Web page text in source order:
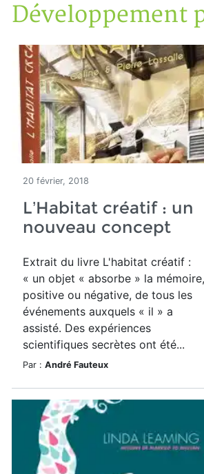
Accueil
Articles
Lectures
Développement personnel
Développement
20 février, 2018
L’Habitat créatif : un
nouveau concept
Extrait du livre L'habitat créatif :
« un objet « absorbe » la mémoire,
positive ou négative, de tous les
événements auxquels « il » a
assisté. Des expériences
scientifiques secrètes ont été...
Par : André Fauteux